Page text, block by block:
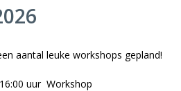
aantal leuke workshops gepland!
uur Workshop